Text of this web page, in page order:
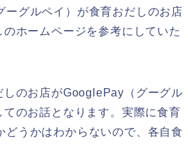
グルペイ）が食育おだしのお店
ホームページを参考にしていた
のお店がGooglePay（グーグル
のお話となります。実際に食育
うかはわからないので、各自食